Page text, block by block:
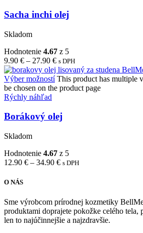
Sacha inchi olej
Skladom
Hodnotenie 4.67 z 5
9.90 € – 27.90 € s DPH
Výber možností This product has multiple
be chosen on the product page
Rýchly náhľad
Borákový olej
Skladom
Hodnotenie 4.67 z 5
12.90 € – 34.90 € s DPH
O NÁS
Sme výrobcom prírodnej kozmetiky
produktami doprajete pokožke celého tela,
len to najúčinnejšie a najzdravšie.